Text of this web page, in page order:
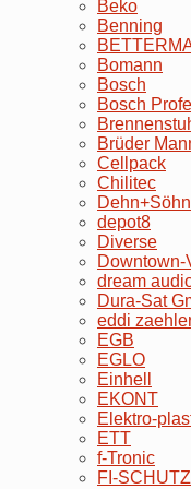
Beko
Benning
Bomann
Bosch
Bosch
Brüder
Cellpack
Chilitec
depot8
Diverse
Downtown-
dream
Dura-Sat
eddi
EGB
EGLO
Einhell
EKONT
Elektro-
ETT
f-Tronic
FI-